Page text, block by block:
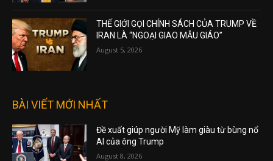
THẾ GIỚI GỌI CHÍNH SÁCH CỦA TRUMP VỀ
IRAN LÀ “NGOẠI GIAO MẪU GIÁO”
August 5, 2026
BÀI VIẾT MỚI NHẤT
Đề xuất giúp người Mỹ làm giàu từ bùng nổ
AI của ông Trump
August 8, 2026